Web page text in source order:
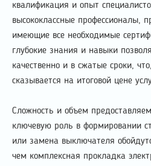
квалификация и опыт
высококлассные профессионалы,
имеющие все необходимые
глубокие знания и навыки
качественно и в сжатые сроки,
сказывается на итоговой цене
Сложность и объем
ключевую роль в формировании
или замена выключателя
чем комплексная прокладка